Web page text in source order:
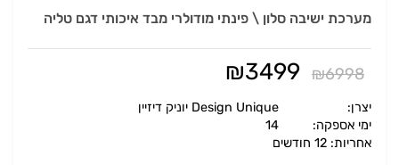
מערכת ישיבה סלון \ פינתי מודולרי מבד איכותי דגם טליה
₪6998
₪3499
יצרן:
ימי אספקה:
אחריות: 12 חודשים